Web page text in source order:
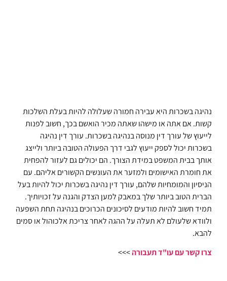
נהיגה בשכרות היא עבירה חמורה שעלולה להיות בעלת השלכות
קשות. אם אתה או מישהו שאתה מכיר הואשם בכך, חשוב לפנות
לייעוץ של עורך דין מנוסה בנהיגה בשכרות. עורך דין נהיגה
בשכרות יכול לספק ייעוץ לגבי דרך הפעולה הטובה ביותר ולייצג
אותך בבית המשפט במידת הצורך. הם יכולים גם לעזור להפחית
את חומרת האישומים ולמזער את העונשים הקשורים אליהם. עם
הניסיון והמומחיות שלהם, עורך דין נהיגה בשכרות יכול להיות בעל
הברית הטוב ביותר שלך במאבק למען הצדק והגנה על זכויותיך.
תמיד חשוב להיות מודעים לסיכונים הכרוכים בנהיגה תחת השפעה
ולוודא שלעולם לא תעלה על ההגה לאחר צריכת אלכוהול או סמים
להבא.
צרו קשר עם עו"ד תעבורה>>>